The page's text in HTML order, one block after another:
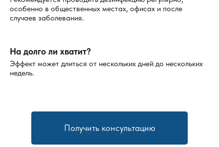
Квартира или частный дом— устранение запахов
Офисы и склады— удаление запахов сырости,
плесени или последствия присутствия насекомых и
грызунов.
производственными процессами.
особенно в общественных местах, офисах и после
случаев заболевания.
На долго ли хватит?
Эффект может длиться от нескольких дней до нескольких
недель.
Получить консультацию